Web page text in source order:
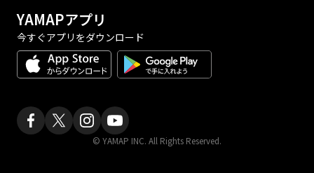
YAMAPアプリ
今すぐアプリをダウンロード
© YAMAP INC. All Rights Reserved.